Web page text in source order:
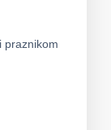
praznikom